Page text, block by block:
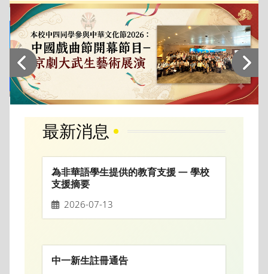
最新消息
為非華語學生提供的教育支援 — 學校
支援摘要
2026-07-13
中一新生註冊通告